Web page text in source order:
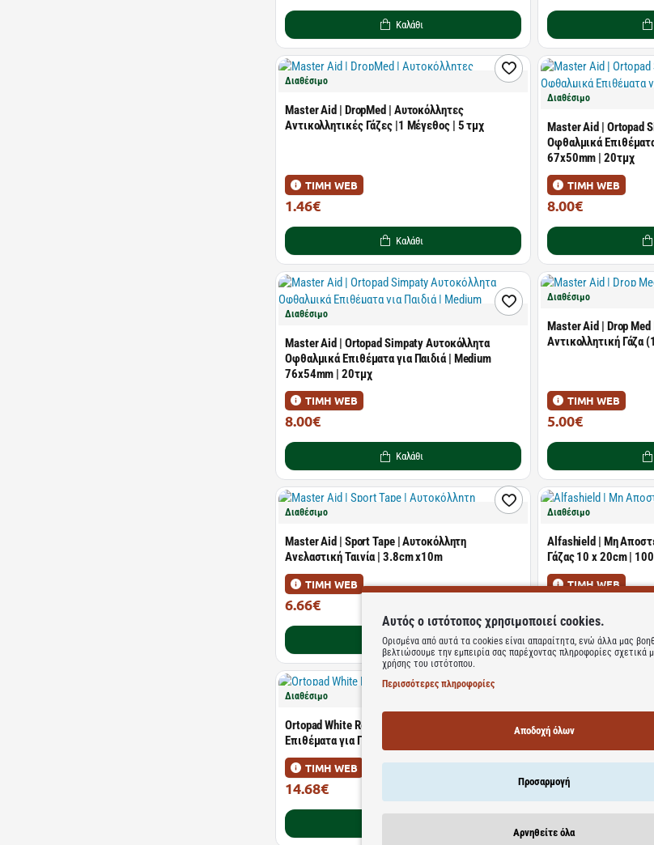
Καλάθι
Διαθέσιμο
Master Aid | DropMed | Αυτοκόλλητες
Αντικολλητικές Γάζες |1 Μέγεθος | 5 τμχ
ΤΙΜΗ WEB
1.46€
Καλάθι
Διαθέσιμο
Master Aid | Ortopad
Οφθαλμικά
67x50mm | 20τμχ
ΤΙΜΗ WEB
8.00€
Διαθέσιμο
Master Aid | Ortopad Simpaty Αυτοκόλλητα
Οφθαλμικά Επιθέματα για Παιδιά | Medium
76x54mm | 20τμχ
ΤΙΜΗ WEB
8.00€
Καλάθι
Διαθέσιμο
Master Aid | Drop
Αντικολλητική Γάζα
ΤΙΜΗ WEB
5.00€
Διαθέσιμο
Master Aid | Sport Tape | Αυτοκόλλητη
Ανελαστική Ταινία | 3.8cm x10m
ΤΙΜΗ WEB
6.66€
Καλάθι
Διαθέσιμο
Alfashield | Μη
Γάζας 10 x 20cm |
ΤΙΜΗ WEB
Διαθέσιμο
Ortopad White Regular | Αυτοκόλλητα Οφθαλμικά
Επιθέματα για Παιδια 8,5 x 5,9 cm | 50 τμχ
ΤΙΜΗ WEB
14.68€
Master aid | Maxi
Συνεχούς Γάζας Σε
2.47€
Αυτός ο ιστότοπος χρησιμοποιεί cookies.
Ορισμένα από αυτά τα cookies είναι απαραίτητα, ενώ άλλα μας
βελτιώσουμε την εμπειρία σας παρέχοντας πληροφορίες σχετικά
χρήσης του ιστότοπου.
Περισσότερες πληροφορίες
Αποδοχή όλων
Προσαρμογή
Αρνηθείτε όλα